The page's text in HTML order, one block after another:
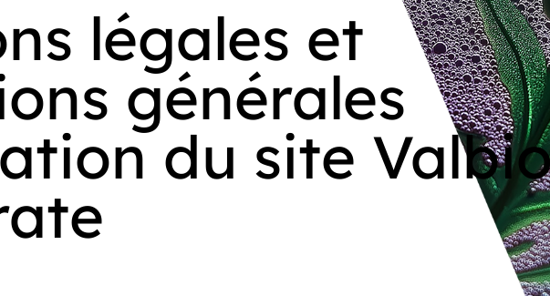
légales et
générales
du site